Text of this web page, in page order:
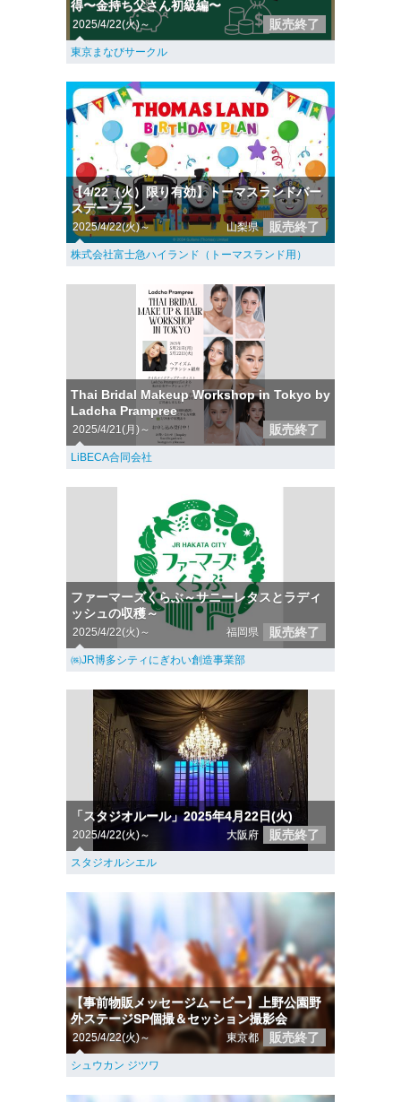
得〜金持ち父さん初級編〜
2025/4/22(火)～ 販売終了
東京まなびサークル
【4/22（火）限り有効】トーマスランドバー
スデープラン
2025/4/22(火)～ 山梨県 販売終了
株式会社富士急ハイランド（トーマスランド用）
Thai Bridal Makeup Workshop in Tokyo by
Ladcha Prampree
2025/4/21(月)～ 販売終了
LiBECA合同会社
ファーマーズくらぶ～サニーレタスとラディ
ッシュの収穫～
2025/4/22(火)～ 福岡県 販売終了
㈱JR博多シティにぎわい創造事業部
「スタジオルール」2025年4月22日(火)
2025/4/22(火)～ 大阪府 販売終了
スタジオルシエル
【事前物販メッセージムービー】上野公園野
外ステージSP個撮＆セッション撮影会
2025/4/22(火)～ 東京都 販売終了
シュウカン ジツワ